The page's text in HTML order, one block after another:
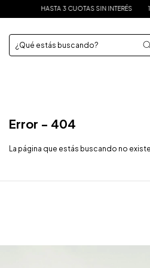
HASTA 3 CUOTAS SIN INTERÉS 15% DE
Error - 404
La página que estás buscando no